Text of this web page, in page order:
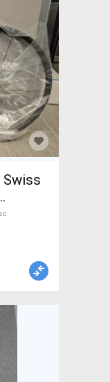
Swiss
Swiss
/